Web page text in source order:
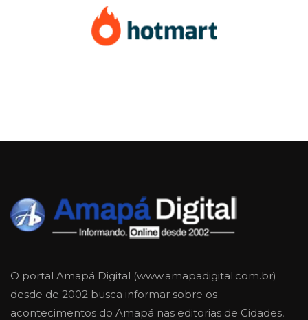
O portal Amapá Digital (www.amapadigital.com.br)
desde de 2002 busca informar sobre os
acontecimentos do Amapá nas editorias de Cidades,